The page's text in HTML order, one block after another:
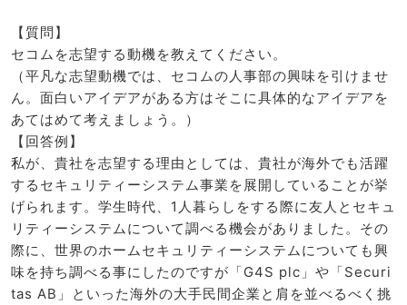
【質問】
セコムを志望する動機を教えてください。
（平凡な志望動機では、セコムの人事部の興味を引けませ
ん。面白いアイデアがある方はそこに具体的なアイデアを
あてはめて考えましょう。）
【回答例】
私が、貴社を志望する理由としては、貴社が海外でも活躍
するセキュリティーシステム事業を展開していることが挙
げられます。学生時代、1人暮らしをする際に友人とセキュ
リティーシステムについて調べる機会がありました。その
際に、世界のホームセキュリティーシステムについても興
味を持ち調べる事にしたのですが「G4S plc」や「Securi
tas AB」といった海外の大手民間企業と肩を並べるべく挑